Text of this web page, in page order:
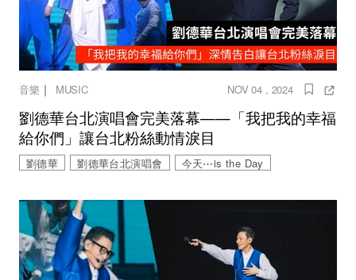
音樂 ｜ MUSIC NOV 04 , 2024
劉德華台北演唱會完美落幕——「我把我的幸福
給你們」讓台北粉絲動情淚目
劉德華 劉德華台北演唱會 今天⋯is the Day